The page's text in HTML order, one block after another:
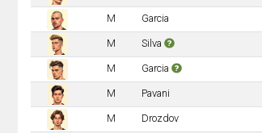
M Garcia
M Silva
M Garcia
M Pavani
M Drozdov